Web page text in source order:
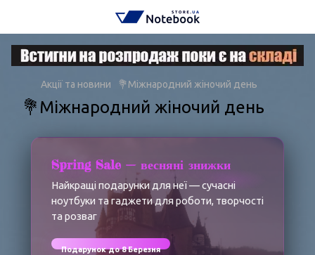
Акції та новини 💐Міжнародний жіночий день
💐Міжнародний жіночий день
Spring Sale — весняні знижки
Найкращі подарунки для неї — сучасні
ноутбуки та гаджети для роботи, творчості
та розваг
Подарунок до 8 Березня